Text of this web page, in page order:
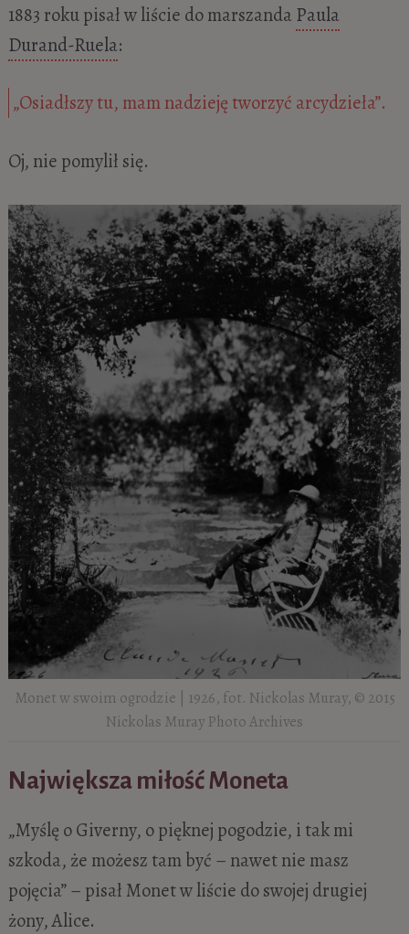
1883 roku pisał w liście do marszandaPaula
Durand-Ruela:
„Osiadłszy tu, mam nadzieję tworzyć arcydzieła”.
Oj, nie pomylił się.
Monet w swoim ogrodzie | 1926, fot. Nickolas Muray, © 2015
Nickolas Muray Photo Archives
Największa miłość Moneta
„Myślę o Giverny, o pięknej pogodzie, i tak mi
szkoda, że możesz tam być – nawet nie masz
pojęcia” – pisał Monet w liście do swojej drugiej
żony, Alice.